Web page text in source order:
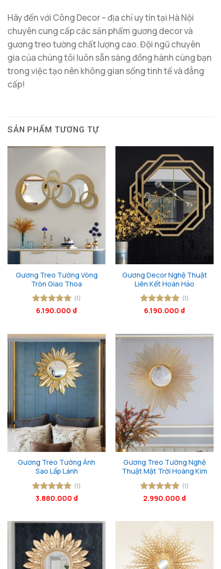
Hãy đến với Công Decor – địa chỉ uy tín tại Hà Nội
chuyên cung cấp các sản phẩm gương decor và
gương treo tường chất lượng cao. Đội ngũ chuyên
gia của chúng tôi luôn sẵn sàng đồng hành cùng bạn
trong việc tạo nên không gian sống tinh tế và đẳng
cấp!
SẢN PHẨM TƯƠNG TỰ
Gương Treo Tường Vòng
Tròn Giao Thoa
Được xếp
(1)
6.190.000 ₫
Gương Decor Nghệ Thuật
Liên Kết Hoàn Hảo
Được xếp
(1)
6.190.000 ₫
Gương Treo Tường Ánh
Sao Lấp Lánh
Được xếp
(1)
3.880.000 ₫
Gương Treo Tường Nghệ
Thuật Mặt Trời Hoàng Kim
Được xếp
(1)
2.990.000 ₫